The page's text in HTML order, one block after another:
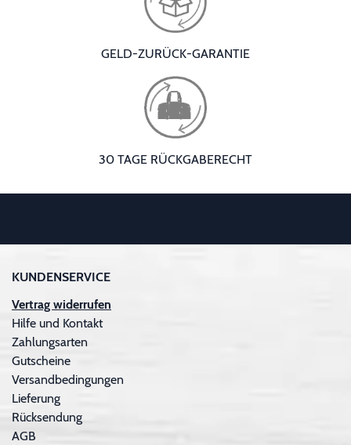
GELD-ZURÜCK-GARANTIE
30 TAGE RÜCKGABERECHT
KUNDENSERVICE
Vertrag widerrufen
Hilfe und Kontakt
Zahlungsarten
Gutscheine
Versandbedingungen
Lieferung
Rücksendung
AGB